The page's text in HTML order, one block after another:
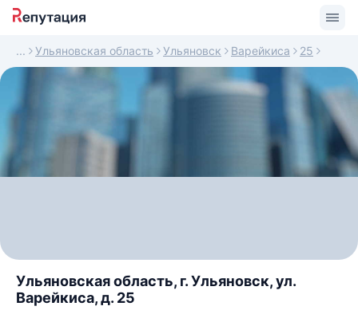
Ульяновская область Ульяновск Варейкиса 25
Ульяновская область, г. Ульяновск, ул.
Варейкиса, д. 25